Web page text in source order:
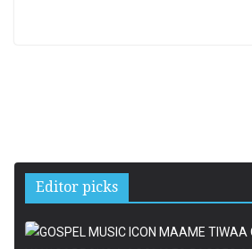
Editor picks